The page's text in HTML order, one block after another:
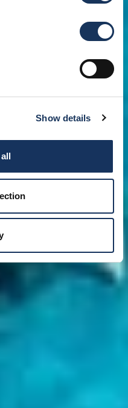
Show details